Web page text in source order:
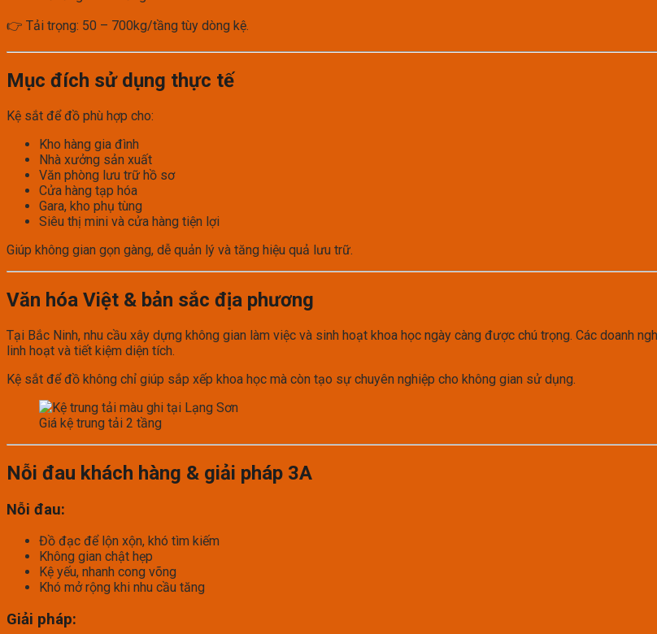
👉 Tải trọng: 50 – 700kg/tầng tùy dòng kệ.
Mục đích sử dụng thực tế
Kệ sắt để đồ phù hợp cho:
Kho hàng gia đình
Nhà xưởng sản xuất
Văn phòng lưu trữ hồ sơ
Cửa hàng tạp hóa
Gara, kho phụ tùng
Siêu thị mini và cửa hàng tiện lợi
Giúp không gian gọn gàng, dễ quản lý và tăng hiệu quả lưu trữ.
Văn hóa Việt & bản sắc địa phương
Tại Bắc Ninh, nhu cầu xây dựng không gian làm việc và sinh hoạt khoa học ngày càng được chú trọng. Các doanh
linh hoạt và tiết kiệm diện tích.
Kệ sắt để đồ không chỉ giúp sắp xếp khoa học mà còn tạo sự chuyên nghiệp cho không gian sử dụng.
Giá kệ trung tải 2 tầng
Nỗi đau khách hàng & giải pháp 3A
Nỗi đau:
Đồ đạc để lộn xộn, khó tìm kiếm
Không gian chật hẹp
Kệ yếu, nhanh cong võng
Khó mở rộng khi nhu cầu tăng
Giải pháp: